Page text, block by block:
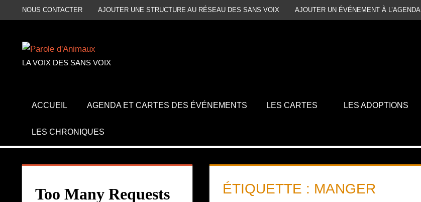
au
NOUS CONTACTER AJOUTER UNE STRUCTURE AU RÉSEAU DES SANS VOIX AJOUTER UN ÉVÉNEMENT À L’AGENDA
LA VOIX DES SANS VOIX
ACCUEIL AGENDA ET CARTES DES ÉVÉNEMENTS LES CARTES LES ADOPTIONS
LES CHRONIQUES
ÉTIQUETTE : MANGER